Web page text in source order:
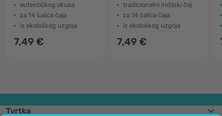
autentičkog okusa
za 14 šalica čaja
iz ekološkog uzgoja
7,49 €
tradicionalni indijski čaj
za 14 šalica čaja
iz ekološkog uzgoja
7,49 €
Tvrtka